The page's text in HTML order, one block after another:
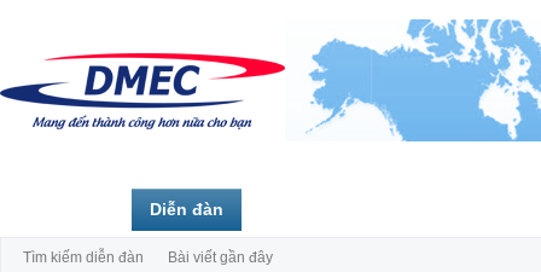
Diễn đàn
Tìm kiếm diễn đàn Bài viết gần đây